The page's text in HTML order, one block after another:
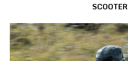
SCOOTER